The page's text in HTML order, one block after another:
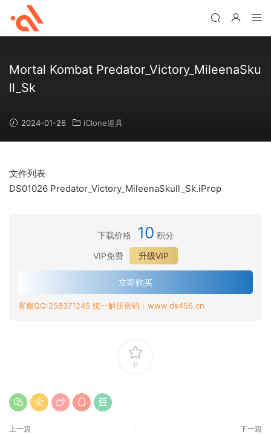
Mortal Kombat Predator_Victory_MileenaSku
ll_Sk
2024-01-26 iClone道具
文件列表
DS01026 Predator_Victory_MileenaSkull_Sk.iProp
下载价格 10 积分
VIP免费
升级VIP
立即购买
客服QQ:258371245 统一解压密码：www.ds456.cn
0
上一篇 下一篇